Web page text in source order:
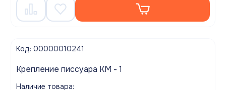
Код: 00000010241
Крепление писсуара КМ - 1
Наличие товара: